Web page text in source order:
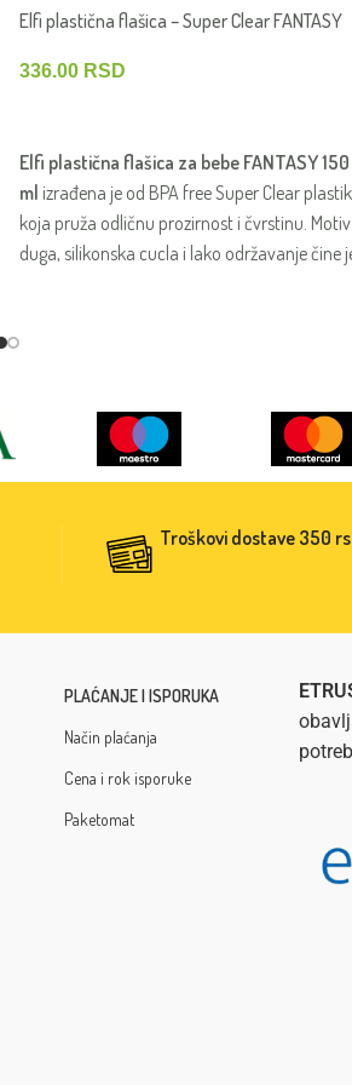
Elfi plastična flašica – Super Clear FANTASY
336.00 RSD
Elfi plastična flašica za bebe FANTASY 150
ml izrađena je od BPA free Super Clear
koja pruža odličnu prozirnost i čvrstinu. Motiv
duga, silikonska cucla i lako održavanje čine
Troškovi dostave 350
PLAĆANJE I ISPORUKA
Način plaćanja
Cena i rok isporuke
Paketomat